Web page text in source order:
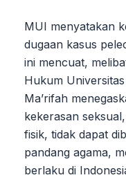
MUI menyatakan
dugaan kasus
ini mencuat,
Hukum
Ma’rifah
kekerasan
fisik, tidak dapat
pandang agama,
berlaku di